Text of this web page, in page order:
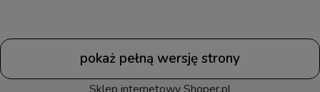
pokaż pełną wersję strony
Sklep internetowy Shoper.pl